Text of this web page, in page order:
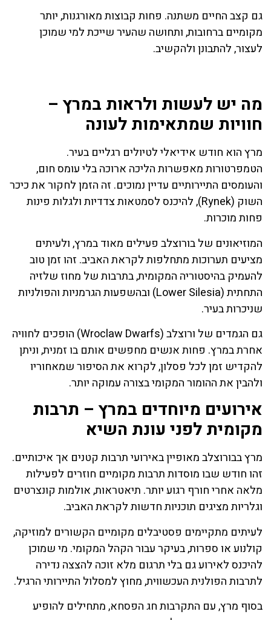
גם קצב החיים משתנה. פחות קבוצות מאורגנות, יותר
מקומיים ברחובות, ותחושה שהעיר שייכת למי שמוכן
לעצור, להתבונן ולהקשיב.
מה יש לעשות ולראות במרץ –
חוויות שמתאימות לעונה
מרץ הוא חודש אידיאלי לטיולים רגליים בעיר.
הטמפרטורות מאפשרות הליכה ארוכה בלי עומס חום,
והעומסים התיירותיים עדיין נמוכים. זה הזמן לחקור את כיכר
השוק (Rynek), להיכנס לסמטאות צדדיות ולגלות פינות
פחות מוכרות.
המוזיאונים של בורוצלב פעילים מאוד במרץ, ולעיתים
מציעים תערוכות מתחלפות לקראת האביב. זהו זמן טוב
להעמיק בהיסטוריה המקומית, בתרבות של מחוז שלזיה
התחתית (Lower Silesia) ובהשפעות הגרמניות והפולניות
שניכרות בעיר.
גם הגמדים של ורוצלב (Wroclaw Dwarfs) הופכים לחוויה
אחרת במרץ. פחות אנשים מחפשים אותם בו זמנית, וניתן
להקדיש זמן לכל פסלון, לקרוא את הסיפור שמאחוריו
ולהבין את ההומור המקומי בצורה עמוקה יותר.
אירועים מיוחדים במרץ – תרבות
מקומית לפני עונת השיא
מרץ בבורוצלב מאופיין באירועי תרבות קטנים אך איכותיים.
זהו חודש שבו מוסדות תרבות מקומיים חוזרים לפעילות
מלאה אחרי חורף רגוע יותר. תיאטראות, אולמות קונצרטים
וגלריות מציגים תוכניות חדשות לקראת האביב.
לעיתים מתקיימים פסטיבלים מקומיים הקשורים למוזיקה,
קולנוע או ספרות, בעיקר עבור הקהל המקומי. מי שמוכן
להיכנס לאירוע גם בלי תרגום מלא זוכה להצצה נדירה
לתרבות הפולנית העכשווית, מחוץ למסלול התיירותי הרגיל.
בסוף מרץ, עם התקרבות חג הפסחא, מתחילים להופיע